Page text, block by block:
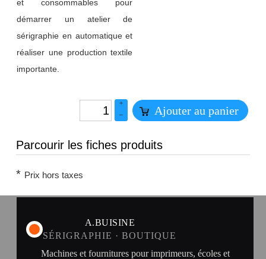
et consommables pour
démarrer un atelier de
sérigraphie en automatique et
réaliser une production textile
importante.
+
–
Ajouter au panier
Parcourir les fiches produits
* Prix hors taxes
A.BUISINE
SÉRIGRAPHIE · BOUTIQUE
Machines et fournitures pour imprimeurs, écoles et